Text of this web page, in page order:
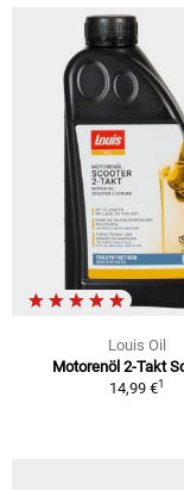
Louis Oil
Motorenöl 2-Takt
14,99 €1